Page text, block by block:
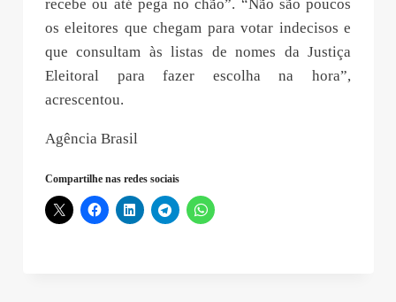
recebe ou até pega no chão”. “Não são poucos
os eleitores que chegam para votar indecisos e
que consultam às listas de nomes da Justiça
Eleitoral para fazer escolha na hora”,
acrescentou.
Agência Brasil
Compartilhe nas redes sociais